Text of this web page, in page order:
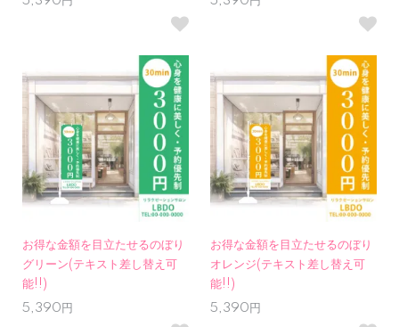
お得な金額を目立たせるのぼり
グリーン(テキスト差し替え可
能!!)
5,390円
お得な金額を目立たせるのぼり
オレンジ(テキスト差し替え可
能!!)
5,390円